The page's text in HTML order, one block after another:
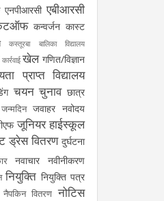
एनपीआरसी एबीआरसी
कन्वर्जन कास्ट
कस्तूरबा बालिका विद्यालय
कार्रवाई खेल गणित/विज्ञान
प्राप्त विद्यालय
चयन चुनाव छात्र
जन्मदिन जवाहर नवोदय
जूनियर हाईस्कूल
ड्रेस वितरण दुर्घटना
नवाचार नवीनीकरण
नियुक्ति नियुक्ति पत्र
नैपकिन वितरण नोटिस